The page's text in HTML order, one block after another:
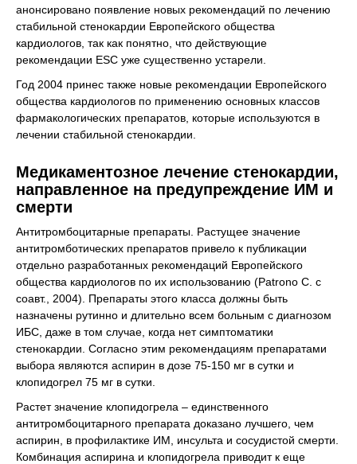
анонсировано появление новых рекомендаций по лечению
стабильной стенокардии Европейского общества
кардиологов, так как понятно, что действующие
рекомендации ESC уже существенно устарели.
Год 2004 принес также новые рекомендации Европейского
общества кардиологов по применению основных классов
фармакологических препаратов, которые используются в
лечении стабильной стенокардии.
Медикаментозное лечение стенокардии,
направленное на предупреждение ИМ и
смерти
Антитромбоцитарные препараты. Растущее значение
антитромботических препаратов привело к публикации
отдельно разработанных рекомендаций Европейского
общества кардиологов по их использованию (Patrono C. с
соавт., 2004). Препараты этого класса должны быть
назначены рутинно и длительно всем больным с диагнозом
ИБС, даже в том случае, когда нет симптоматики
стенокардии. Согласно этим рекомендациям препаратами
выбора являются аспирин в дозе 75-150 мг в сутки и
клопидогрел 75 мг в сутки.
Растет значение клопидогрела – единственного
антитромбоцитарного препарата доказано лучшего, чем
аспирин, в профилактике ИМ, инсульта и сосудистой смерти.
Комбинация аспирина и клопидогрела приводит к еще